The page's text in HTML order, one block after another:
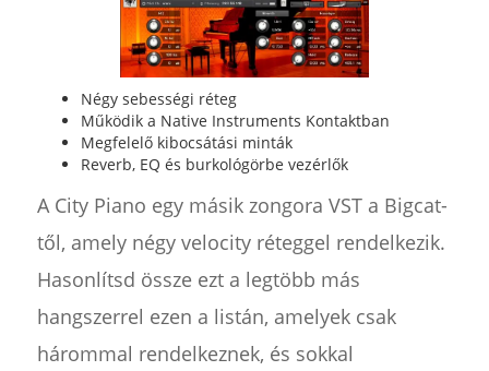
Négy sebességi réteg
Működik a Native Instruments Kontaktban
Megfelelő kibocsátási minták
Reverb, EQ és burkológörbe vezérlők
A City Piano egy másik zongora VST a Bigcat-
től, amely négy velocity réteggel rendelkezik.
Hasonlítsd össze ezt a legtöbb más
hangszerrel ezen a listán, amelyek csak
hárommal rendelkeznek, és sokkal